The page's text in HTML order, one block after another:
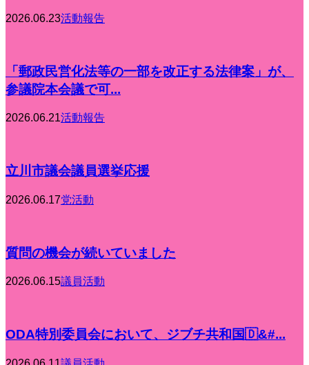
2026.06.23活動報告
「郵政民営化法等の一部を改正する法律案」が、
参議院本会議で可...
2026.06.21活動報告
立川市議会議員選挙応援
2026.06.17党活動
質問の機会が続いていました
2026.06.15議員活動
ODA特別委員会において、ジブチ共和国🇩&#...